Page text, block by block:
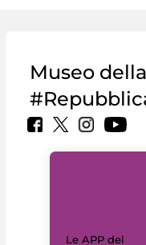
Museo della
Le APP del